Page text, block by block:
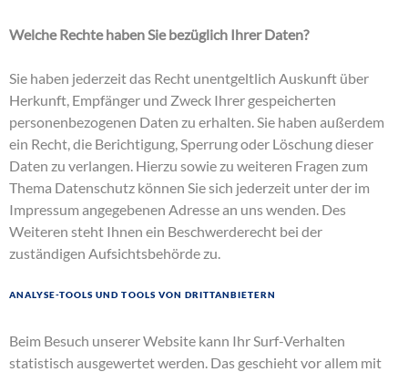
Welche Rechte haben Sie bezüglich Ihrer Daten?
Sie haben jederzeit das Recht unentgeltlich Auskunft über
Herkunft, Empfänger und Zweck Ihrer gespeicherten
personenbezogenen Daten zu erhalten. Sie haben außerdem
ein Recht, die Berichtigung, Sperrung oder Löschung dieser
Daten zu verlangen. Hierzu sowie zu weiteren Fragen zum
Thema Datenschutz können Sie sich jederzeit unter der im
Impressum angegebenen Adresse an uns wenden. Des
Weiteren steht Ihnen ein Beschwerderecht bei der
zuständigen Aufsichtsbehörde zu.
Analyse-Tools und Tools von Drittanbietern
Beim Besuch unserer Website kann Ihr Surf-Verhalten
statistisch ausgewertet werden. Das geschieht vor allem mit